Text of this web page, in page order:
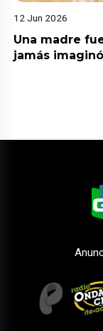
12 Jun 2026
Una madre
jamás